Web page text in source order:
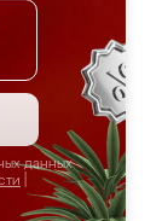
данных